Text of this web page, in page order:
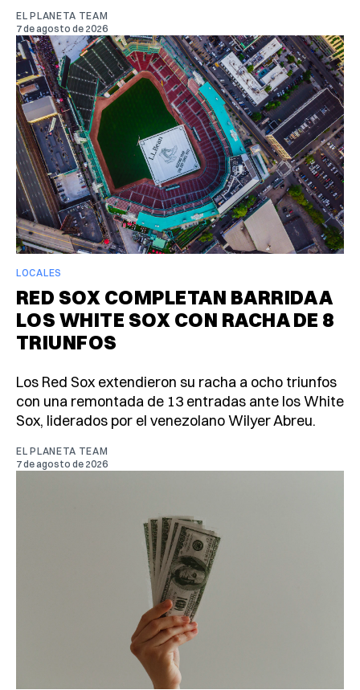
EL PLANETA TEAM
7 de agosto de 2026
LOCALES
RED SOX COMPLETAN BARRIDA A
LOS WHITE SOX CON RACHA DE 8
TRIUNFOS
Los Red Sox extendieron su racha a ocho triunfos
con una remontada de 13 entradas ante los White
Sox, liderados por el venezolano Wilyer Abreu.
EL PLANETA TEAM
7 de agosto de 2026